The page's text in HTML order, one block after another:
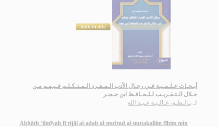
أبـحـاث عـلـمـيـة فـي رجـال الأدب الـمـفـرد الـمـتـكـلـم فـيـهـم مـن
خـلال الـتـقـريـب لـلـحـافـظ ابن حـجـر
لـ بـالـطـو، عـالـيـة عـبـد الله
Abḥāth ‘ilmīyah fī rijāl al-adab al-mufrad al-mutakallim fīhim min